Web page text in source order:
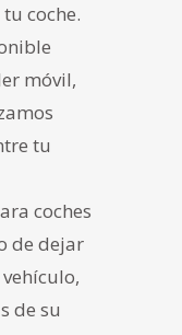
coche.
móvil,
tu
coches
de dejar
de su